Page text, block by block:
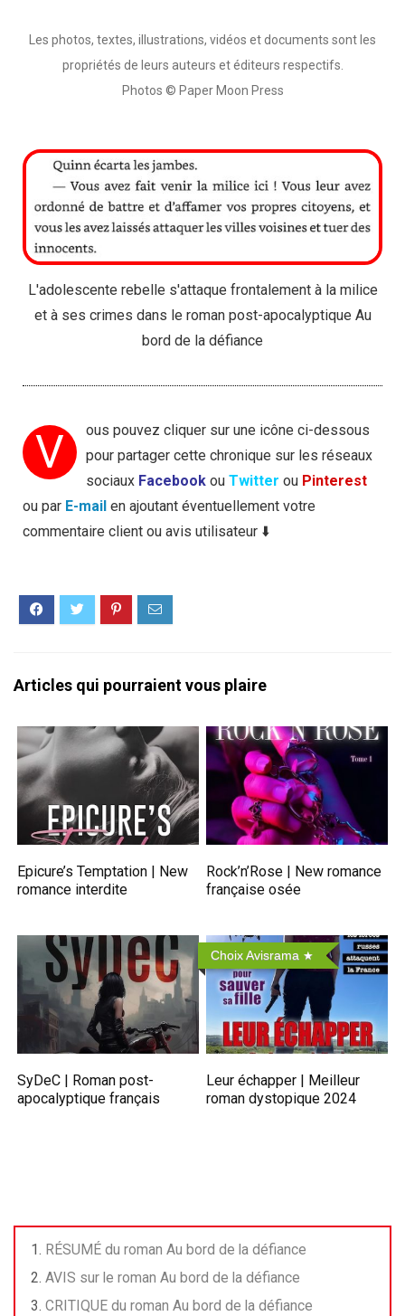
Les photos, textes, illustrations, vidéos et documents sont les
propriétés de leurs auteurs et éditeurs respectifs.
Photos © Paper Moon Press
L'adolescente rebelle s'attaque frontalement à la milice
et à ses crimes dans le roman post-apocalyptique Au
bord de la défiance
V
ous pouvez cliquer sur une icône ci-dessous
pour partager cette chronique sur les réseaux
sociaux Facebook ou Twitter ou Pinterest
ou par E-mail en ajoutant éventuellement votre
commentaire client ou avis utilisateur ⬇️
Articles qui pourraient vous plaire
Epicure’s Temptation | New
romance interdite
Rock’n’Rose | New romance
française osée
SyDeC | Roman post-
apocalyptique français
Choix Avisrama
Leur échapper | Meilleur
roman dystopique 2024
RÉSUMÉ du roman Au bord de la défiance
AVIS sur le roman Au bord de la défiance
CRITIQUE du roman Au bord de la défiance